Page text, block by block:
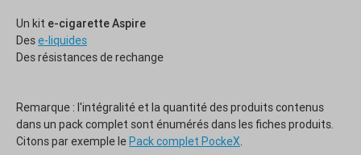
Un kit e-cigarette Aspire
Dese-liquides
Des résistances de rechange
Remarque : l'intégralité et la quantité des produits contenus
dans un pack complet sont énumérés dans les fiches produits.
Citons par exemple lePack complet PockeX.